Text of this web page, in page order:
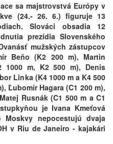
sa majstrovstvá Európy v
(24.- 26. 6.) figuruje 13
Slováci obsadia 12
prezídia Slovenského
mužských zástupcov
Beňo (K2 200 m), Martin
1000 m, K2 500 m), Denis
Linka (K4 1000 m a K4 500
Ľubomír Hagara (C1 200 m),
Rusnák (C1 500 m a C1
je Ivana Kmeťová
nepocestujú dvaja
v Riu de Janeiro - kajakári